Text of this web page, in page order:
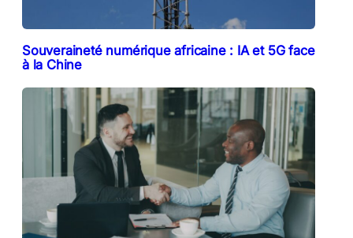
Souveraineté numérique africaine : IA et 5G face
à la Chine